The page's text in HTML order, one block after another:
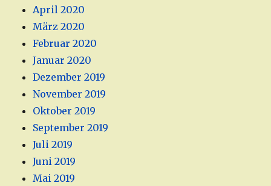
April 2020
März 2020
Februar 2020
Januar 2020
Dezember 2019
November 2019
Oktober 2019
September 2019
Juli 2019
Juni 2019
Mai 2019